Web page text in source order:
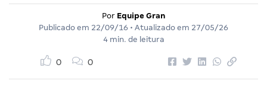
Por Equipe Gran
Publicado em 22/09/16 • Atualizado em 27/05/26
4 min. de leitura
0 0